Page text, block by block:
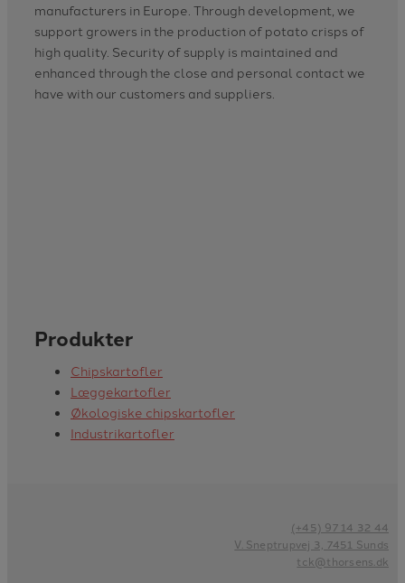
manufacturers in Europe. Through development, we
support growers in the production of potato crisps of
high quality. Security of supply is maintained and
enhanced through the close and personal contact we
have with our customers and suppliers.
Produkter
Chipskartofler
Læggekartofler
Økologiske chipskartofler
Industrikartofler
(+45) 97 14 32 44
V. Sneptrupvej 3, 7451 Sunds
tck@thorsens.dk